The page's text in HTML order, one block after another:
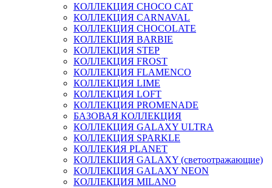
КОЛЛЕКЦИЯ CHOCO CAT
КОЛЛЕКЦИЯ CARNAVAL
КОЛЛЕКЦИЯ CHOCOLATE
КОЛЛЕКЦИЯ BARBIE
КОЛЛЕКЦИЯ STEP
КОЛЛЕКЦИЯ FROST
КОЛЛЕКЦИЯ FLAMENCO
КОЛЛЕКЦИЯ LIME
КОЛЛЕКЦИЯ LOFT
КОЛЛЕКЦИЯ PROMENADE
БАЗОВАЯ КОЛЛЕКЦИЯ
КОЛЛЕКЦИЯ GALAXY ULTRA
КОЛЛЕКЦИЯ SPARKLE
КОЛЛЕКИЯ PLANET
КОЛЛЕКЦИЯ GALAXY (светоотражающие)
КОЛЛЕКЦИЯ GALAXY NEON
КОЛЛЕКЦИЯ MILANO